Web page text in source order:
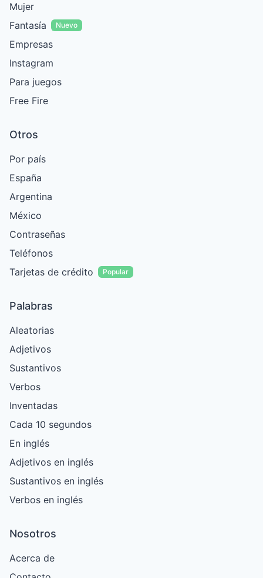
Mujer
Fantasía
Nuevo
Empresas
Instagram
Para juegos
Free Fire
Otros
Por país
España
Argentina
México
Contraseñas
Teléfonos
Tarjetas de crédito
Popular
Palabras
Aleatorias
Adjetivos
Sustantivos
Verbos
Inventadas
Cada 10 segundos
En inglés
Adjetivos en inglés
Sustantivos en inglés
Verbos en inglés
Nosotros
Acerca de